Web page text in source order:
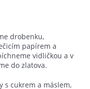
drobenku,
papírem a
vidličkou a v
do zlatova.
s cukrem a máslem,